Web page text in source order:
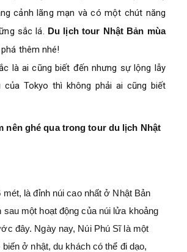
cảnh lãng mạn và có một chút năng
sắc lá. Du lịch tour Nhật Bản mùa
thêm nhé!
là ai cũng biết đến nhưng sự lộng lẫy
của Tokyo thì không phải ai cũng biết
nên ghé qua trong tour du lịch Nhật
mét, là đỉnh núi cao nhất ở Nhật Bản
một hoạt động của núi lửa khoảng
đây. Ngày nay, Núi Phú Sĩ là một
ở nhật, du khách có thể đi dạo,